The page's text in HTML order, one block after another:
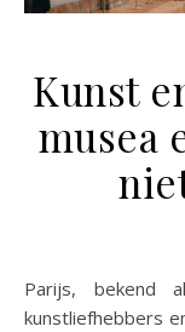
Kunst
musea
Parijs, bekend als de “Stad van de Kunst”, trekt
kunstliefhebbers